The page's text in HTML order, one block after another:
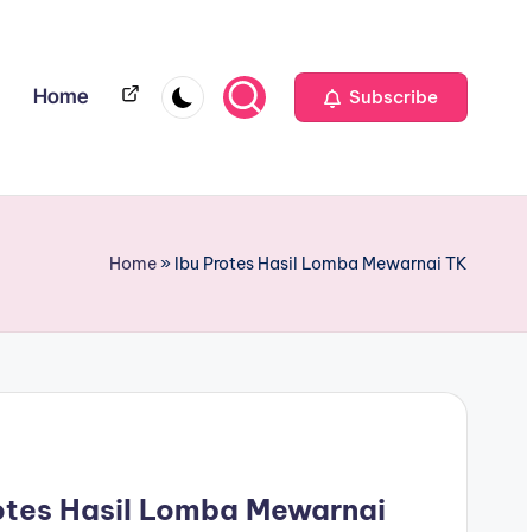
Home Home Subscribe
Home» Ibu Protes Hasil Lomba Mewarnai TK
Hasil Lomba Mewarnai